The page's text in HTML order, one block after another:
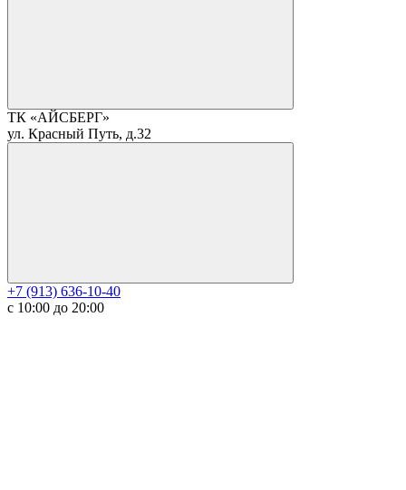
ТК «АЙСБЕРГ»
ул. Красный Путь, д.32
+7 (913) 636-10-40
с 10:00 до 20:00